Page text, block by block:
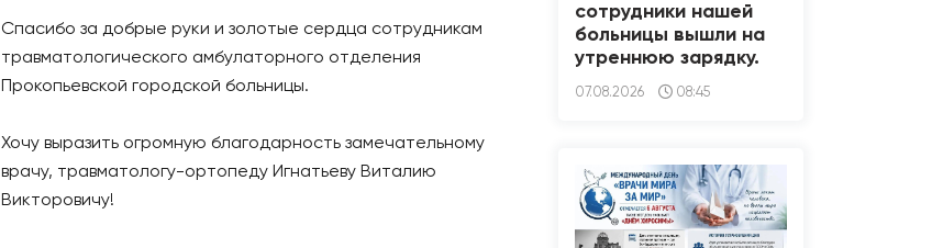
Спасибо за добрые руки и золотые сердца сотрудникам
травматологического амбулаторного отделения
Прокопьевской городской больницы.
Хочу выразить огромную благодарность замечательному
врачу, травматологу-ортопеду Игнатьеву Виталию
Викторовичу!
сотрудники нашей
больницы вышли на
утреннюю зарядку.
07.08.2026 08:45